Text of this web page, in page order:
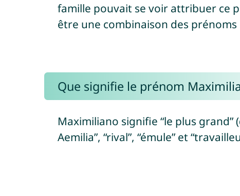
famille pouvait se voir attribuer ce
être une combinaison des prénoms
Que signifie le prénom
Maximiliano signifie “le plus grand”
Aemilia”, “rival”, “émule” et